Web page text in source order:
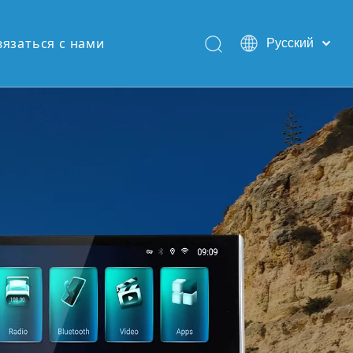
с нами
Pусский
Español
Português
BENS
8+128, поддержка 4G Ver
обзор на 360°, 48-пол
DSP, беспроводная с